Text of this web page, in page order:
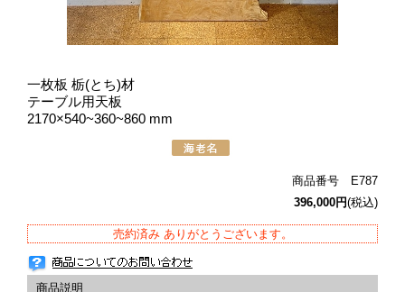
一枚板 栃(とち)材
テーブル用天板
2170×540~360~860 mm
商品番号 E787
396,000円(税込)
売約済み ありがとうございます。